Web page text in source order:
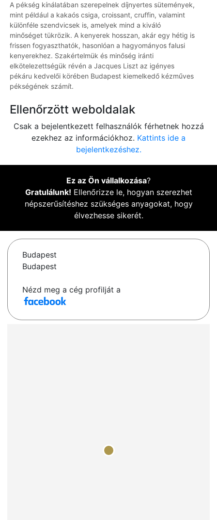
A pékség kínálatában szerepelnek díjnyertes sütemények,
mint például a kakaós csiga, croissant, cruffin, valamint
különféle szendvicsek is, amelyek mind a kiváló
minőséget tükrözik. A kenyerek hosszan, akár egy hétig is
frissen fogyaszthatók, hasonlóan a hagyományos falusi
kenyerekhez. Szakértelmük és minőség iránti
elkötelezettségük révén a Jacques Liszt az igényes
pékáru kedvelői körében Budapest kiemelkedő kézműves
pékségének számít.
Ellenőrzött weboldalak
Csak a bejelentkezett felhasználók férhetnek hozzá
ezekhez az információkhoz. Kattints ide a
bejelentkezéshez.
Ez az Ön vállalkozása?
Gratulálunk! Ellenőrizze le, hogyan szerezhet
népszerűsítéshez szükséges anyagokat, hogy
élvezhesse sikerét.
Budapest
Budapest
Nézd meg a cég profilját a